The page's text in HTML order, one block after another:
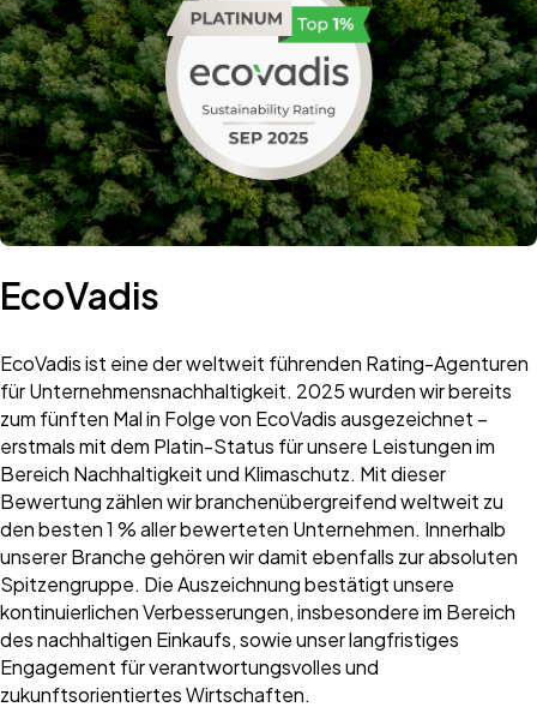
EcoVadis​
EcoVadis ist eine der weltweit führenden Rating-Agenturen
für Unternehmensnachhaltigkeit. 2025 wurden wir bereits
zum fünften Mal in Folge von EcoVadis ausgezeichnet –
erstmals mit dem Platin-Status für unsere Leistungen im
Bereich Nachhaltigkeit und Klimaschutz. Mit dieser
Bewertung zählen wir branchenübergreifend weltweit zu
den besten 1 % aller bewerteten Unternehmen. Innerhalb
unserer Branche gehören wir damit ebenfalls zur absoluten
Spitzengruppe. Die Auszeichnung bestätigt unsere
kontinuierlichen Verbesserungen, insbesondere im Bereich
des nachhaltigen Einkaufs, sowie unser langfristiges
Engagement für verantwortungsvolles und
zukunftsorientiertes Wirtschaften.